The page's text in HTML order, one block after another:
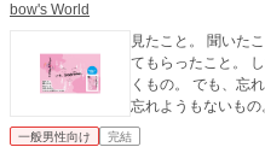
bow's World
見たこと。 聞いた
てもらったこと。
くもの。 でも、忘
忘れようもないもの
一般男性向け 完結